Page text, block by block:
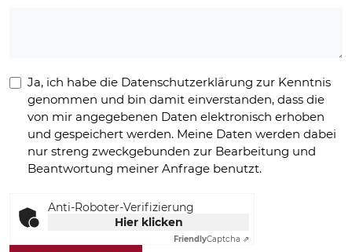
Ja, ich habe die Datenschutzerklärung zur Kenntnis
genommen und bin damit einverstanden, dass die
von mir angegebenen Daten elektronisch erhoben
und gespeichert werden. Meine Daten werden dabei
nur streng zweckgebunden zur Bearbeitung und
Beantwortung meiner Anfrage benutzt.
Anti-Roboter-Verifizierung
Hier klicken
FriendlyCaptcha ⇗